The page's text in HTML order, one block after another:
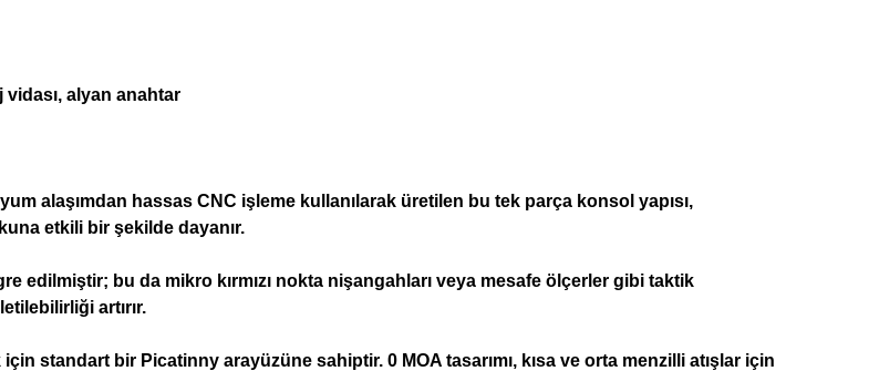
alyan anahtar
alaşımdan hassas CNC işleme kullanılarak üretilen bu tek parça konsol yapısı,
etkili bir şekilde dayanır.
edilmiştir; bu da mikro kırmızı nokta nişangahları veya mesafe ölçerler gibi taktik
artırır.
standart bir Picatinny arayüzüne sahiptir. 0 MOA tasarımı, kısa ve orta menzilli atışlar için